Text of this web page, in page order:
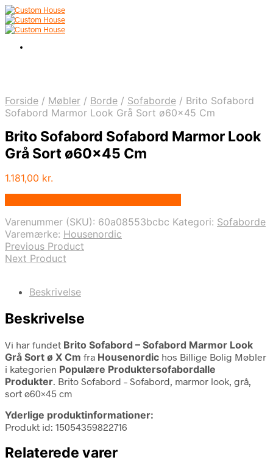
Forside / Møbler / Borde / Sofaborde / Brito Sofabord
Sofabord Marmor Look Grå Sort ø60×45 Cm
Brito Sofabord Sofabord Marmor Look
Grå Sort ø60×45 Cm
1.181,00 kr.
Varenummer (SKU): 60a08553bcbc Kategori: Sofaborde
Varemærke: Housenordic
Previous Product
Next Product
Beskrivelse
Beskrivelse
Vi har fundet Brito Sofabord – Sofabord Marmor Look
Grå Sort ø X Cm fra Housenordic hos Billige Bolig Møbler
i kategorien Populære Produktersofabordalle
Produkter. Brito Sofabord – Sofabord, marmor look, grå,
sort ø60×45 cm
Yderlige produktinformationer:
Produkt id: 15054359822716
Relaterede varer